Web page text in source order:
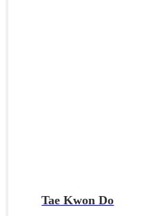
Tae Kwon Do